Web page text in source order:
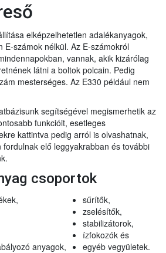
elképzelhetetlen adalékanyagok,
E-számok nélkül. Az E-számokról
vannak, akik kizárólag
látni a boltok polcain. Pedig
mesterséges. Az E330 például nem
segítségével megismerhetik az
funkcióit, esetleges
kattintva pedig arról is olvashatnak,
elő leggyakrabban és további
csoportok
anyagok,
sűrítők,
zselésítők,
stabilizátorok,
ízfokozók és
egyéb vegyületek.